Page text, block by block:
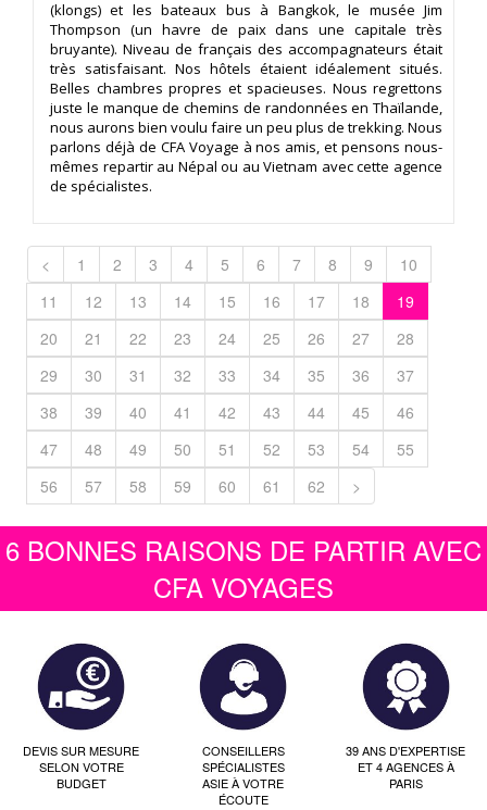
(klongs) et les bateaux bus à Bangkok, le musée Jim
Thompson (un havre de paix dans une capitale très
bruyante). Niveau de français des accompagnateurs était
très satisfaisant. Nos hôtels étaient idéalement situés.
Belles chambres propres et spacieuses. Nous regrettons
juste le manque de chemins de randonnées en Thaïlande,
nous aurons bien voulu faire un peu plus de trekking. Nous
parlons déjà de CFA Voyage à nos amis, et pensons nous-
mêmes repartir au Népal ou au Vietnam avec cette agence
de spécialistes.
< 1 2 3 4 5 6 7 8 9
10
11
12 13 14 15 16 17 18
19
20
21 22 23 24 25 26 27
28
29
30 31 32 33 34 35 36
37
38
39 40 41 42 43 44 45
46
47
48 49 50 51 52 53 54
55
56
57 58 59 60 61 62 >
6 BONNES RAISONS DE PARTIR AVEC
CFA VOYAGES
DEVIS SUR MESURE
SELON VOTRE
BUDGET
CONSEILLERS
SPÉCIALISTES
ASIE À VOTRE
ÉCOUTE
39 ANS D'EXPERTISE
ET 4 AGENCES À
PARIS